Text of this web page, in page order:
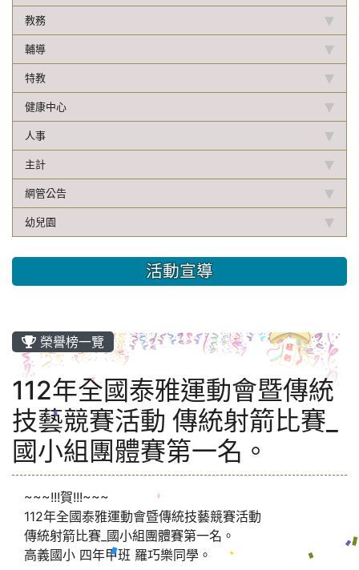
教務
輔導
特教
健康中心
人事
主計
網管公告
幼兒園
活動宣導
榮譽榜一覽
112年全國泰雅運動會暨傳統
技藝競賽活動 傳統射箭比賽_
國小組團體賽第一名。
~~~!!!賀!!!~~~
112年全國泰雅運動會暨傳統技藝競賽活動
傳統射箭比賽_國小組團體賽第一名。
高義國小 四年甲班 羅巧樂同學。